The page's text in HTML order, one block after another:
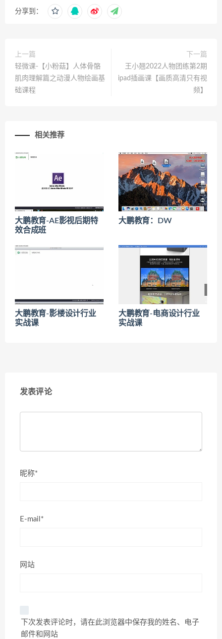
分享到：
上一篇
轻微课-【小粉菇】人体骨骼
肌肉理解篇之动漫人物绘画基
础课程
下一篇
王小翘2022人物团练第2期
ipad插画课【画质高清只有视
频】
相关推荐
大鹏教育-AE影视后期特
效合成班
大鹏教育：DW
大鹏教育-影楼设计行业
实战课
大鹏教育-电商设计行业
实战课
发表评论
昵称*
E-mail*
网站
下次发表评论时，请在此浏览器中保存我的姓名、电子
邮件和网站